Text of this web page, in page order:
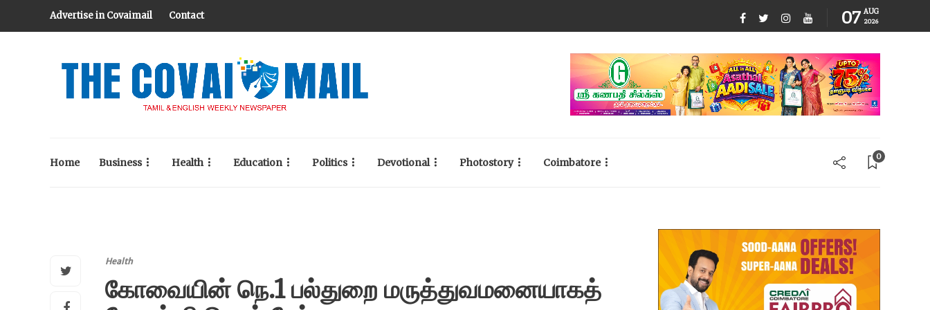
Advertise in Covaimail Contact 07 AUG
2026
Home Business Health Education Politics Devotional Photostory Coimbatore 0
Health
கோவையின் நெ.1 பல்துறை மருத்துவமனையாகத்